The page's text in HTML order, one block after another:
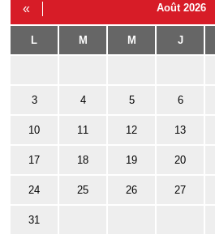
« Août 2026
L M M J
3 4 5 6
10 11 12 13
17 18 19 20
24 25 26 27
31